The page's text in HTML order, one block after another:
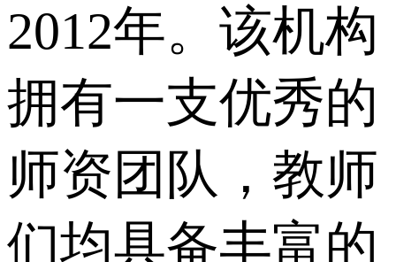
2012年。该机构
拥有一支优秀的
师资团队，教师
们均具备丰富的